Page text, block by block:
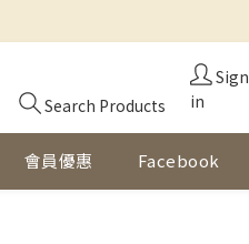
Search Products
Sign
in
會員優惠 Facebook